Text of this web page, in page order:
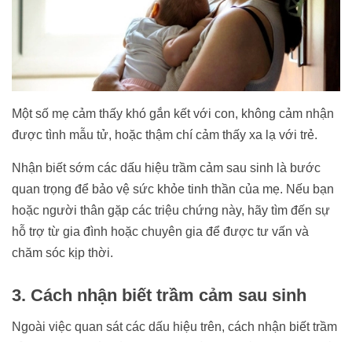
Một số mẹ cảm thấy khó gắn kết với con, không cảm nhận
được tình mẫu tử, hoặc thậm chí cảm thấy xa lạ với trẻ.
Nhận biết sớm các dấu hiệu trầm cảm sau sinh là bước
quan trọng để bảo vệ sức khỏe tinh thần của mẹ. Nếu bạn
hoặc người thân gặp các triệu chứng này, hãy tìm đến sự
hỗ trợ từ gia đình hoặc chuyên gia để được tư vấn và
chăm sóc kịp thời.
3. Cách nhận biết trầm cảm sau sinh
Ngoài việc quan sát các dấu hiệu trên, cách nhận biết trầm